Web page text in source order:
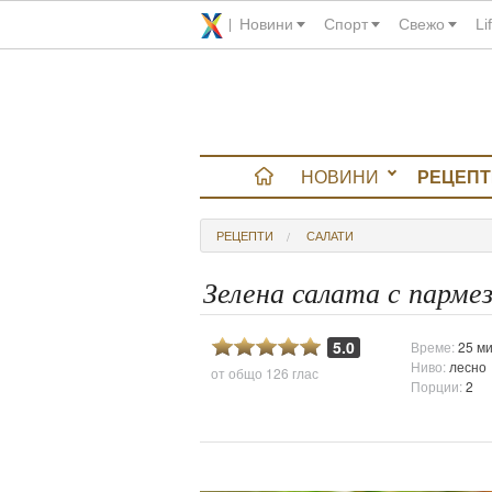
Новини Спорт Свежо
НОВИНИ
РЕЦЕПТИ САЛАТИ
Зелена салата с
5.0
от общо 126 глас
Време:25
Ниво: лесно
Порции:2